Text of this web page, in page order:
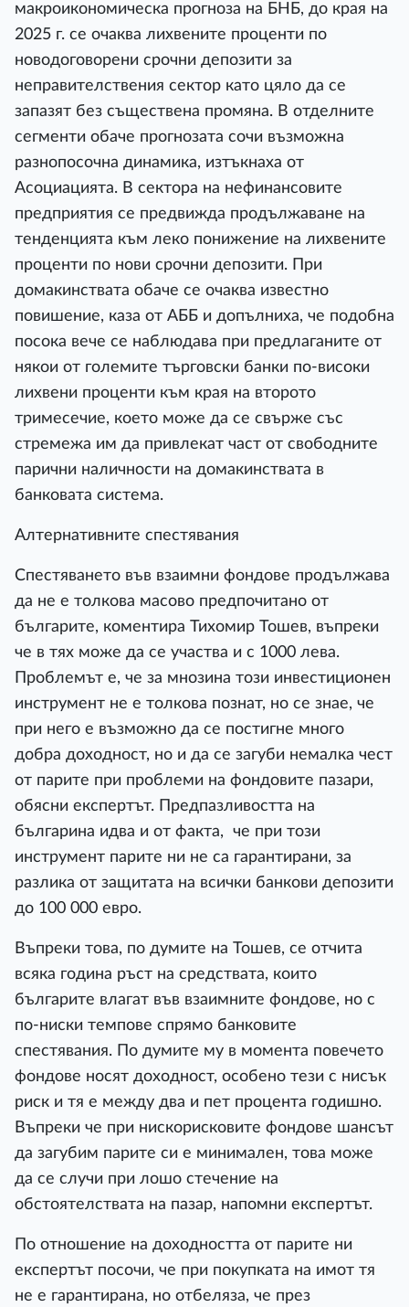
макроикономическа прогноза на БНБ, до края на
2025 г. се очаква лихвените проценти по
новодоговорени срочни депозити за
неправителствения сектор като цяло да се
запазят без съществена промяна. В отделните
сегменти обаче прогнозата сочи възможна
разнопосочна динамика, изтъкнаха от
Асоциацията. В сектора на нефинансовите
предприятия се предвижда продължаване на
тенденцията към леко понижение на лихвените
проценти по нови срочни депозити. При
домакинствата обаче се очаква известно
повишение, каза от АББ и допълниха, че подобна
посока вече се наблюдава при предлаганите от
някои от големите търговски банки по-високи
лихвени проценти към края на второто
тримесечие, което може да се свърже със
стремежа им да привлекат част от свободните
парични наличности на домакинствата в
банковата система.
Алтернативните спестявания
Спестяването във взаимни фондове продължава
да не е толкова масово предпочитано от
българите, коментира Тихомир Тошев, въпреки
че в тях може да се участва и с 1000 лева.
Проблемът е, че за мнозина този инвестиционен
инструмент не е толкова познат, но се знае, че
при него е възможно да се постигне много
добра доходност, но и да се загуби немалка чест
от парите при проблеми на фондовите пазари,
обясни експертът. Предпазливостта на
българина идва и от факта, че при този
инструмент парите ни не са гарантирани, за
разлика от защитата на всички банкови депозити
до 100 000 евро.
Въпреки това, по думите на Тошев, се отчита
всяка година ръст на средствата, които
българите влагат във взаимните фондове, но с
по-ниски темпове спрямо банковите
спестявания. По думите му в момента повечето
фондове носят доходност, особено тези с нисък
риск и тя е между два и пет процента годишно.
Въпреки че при нискорисковите фондове шансът
да загубим парите си е минимален, това може
да се случи при лошо стечение на
обстоятелствата на пазар, напомни експертът.
По отношение на доходността от парите ни
експертът посочи, че при покупката на имот тя
не е гарантирана, но отбеляза, че през